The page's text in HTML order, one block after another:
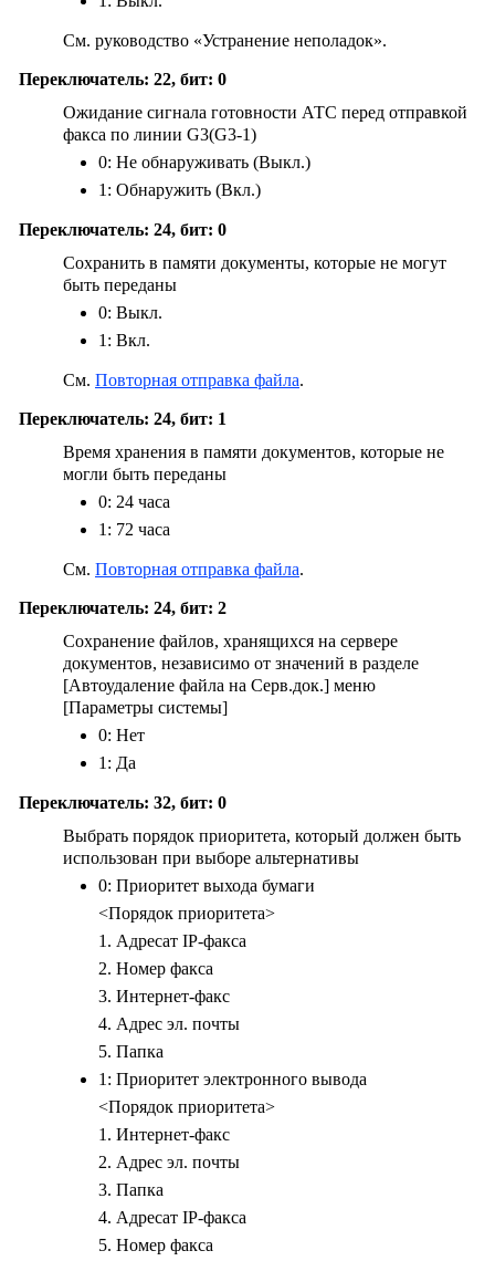
См. руководство «Устранение неполадок».
Переключатель: 22, бит: 0
Ожидание сигнала готовности АТС перед отправкой
факса по линии G3(G3-1)
0: Не обнаруживать (Выкл.)
1: Обнаружить (Вкл.)
Переключатель: 24, бит: 0
Сохранить в памяти документы, которые не могут
быть переданы
0: Выкл.
1: Вкл.
См. Повторная отправка файла.
Переключатель: 24, бит: 1
Время хранения в памяти документов, которые не
могли быть переданы
0: 24 часа
1: 72 часа
См. Повторная отправка файла.
Переключатель: 24, бит: 2
Сохранение файлов, хранящихся на сервере
документов, независимо от значений в разделе
[Автоудаление файла на Серв.док.] меню
[Параметры системы]
0: Нет
1: Да
Переключатель: 32, бит: 0
Выбрать порядок приоритета, который должен быть
использован при выборе альтернативы
0: Приоритет выхода бумаги
<Порядок приоритета>
1. Адресат IP-факса
2. Номер факса
3. Интернет-факс
4. Адрес эл. почты
5. Папка
1: Приоритет электронного вывода
<Порядок приоритета>
1. Интернет-факс
2. Адрес эл. почты
3. Папка
4. Адресат IP-факса
5. Номер факса